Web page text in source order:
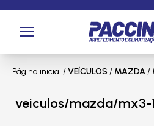
Página inicial /VEÍCULOS / MAZDA/
veiculos/mazda/mx3-